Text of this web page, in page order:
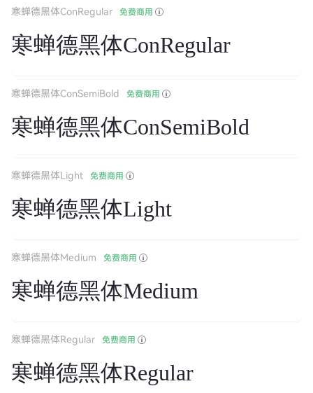
寒蝉德黑体ConRegular 免费商用
寒蝉德黑体ConRegular
寒蝉德黑体ConSemiBold 免费商用
寒蝉德黑体ConSemiBold
寒蝉德黑体Light 免费商用
寒蝉德黑体Light
寒蝉德黑体Medium 免费商用
寒蝉德黑体Medium
寒蝉德黑体Regular 免费商用
寒蝉德黑体Regular